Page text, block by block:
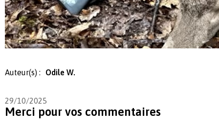
Auteur(s) : Odile W.
29/10/2025
Merci pour vos commentaires